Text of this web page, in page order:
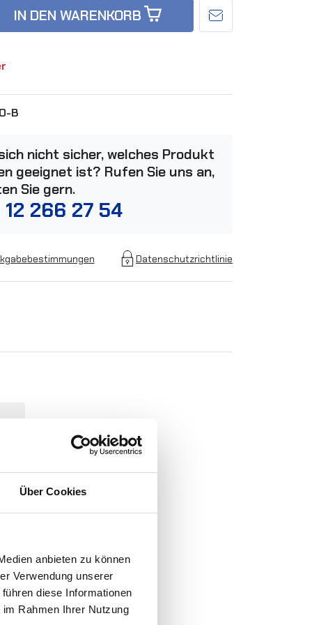
Über Cookies
anbieten zu können
Verwendung unserer
diese Informationen
Rahmen Ihrer Nutzung
IN DEN WARENKORB
B
nicht sicher, welches Produkt
geeignet ist? Rufen Sie uns an,
Sie gern.
12 266 27 54
Datenschutzrichtlinie